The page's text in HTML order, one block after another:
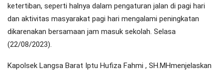
ketertiban, seperti halnya dalam pengaturan jalan di pagi hari
dan aktivitas masyarakat pagi hari mengalami peningkatan
dikarenakan bersamaan jam masuk sekolah. Selasa
(22/08/2023).
Kapolsek Langsa Barat Iptu Hufiza Fahmi , SH.MHmenjelaskan